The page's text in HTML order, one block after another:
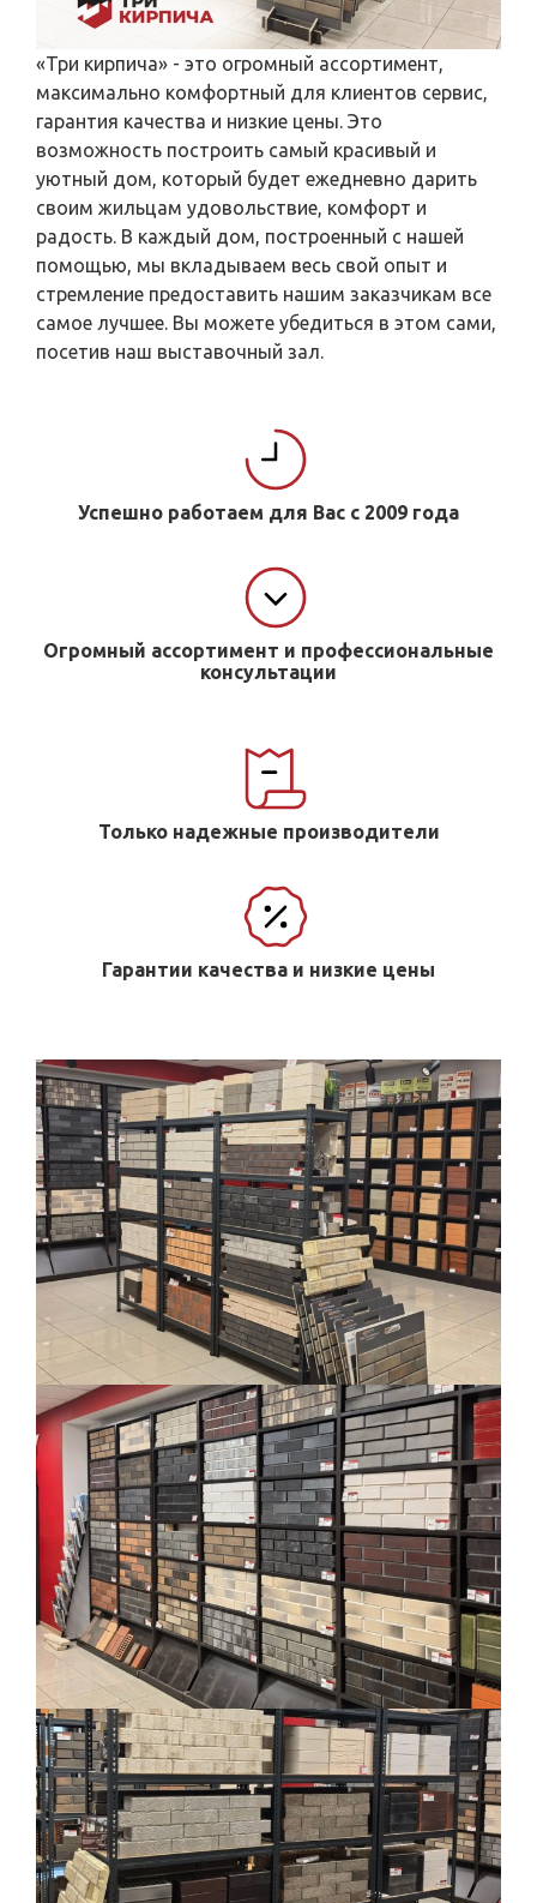
«Три кирпича» - это огромный ассортимент,
максимально комфортный для клиентов сервис,
гарантия качества и низкие цены. Это
возможность построить самый красивый и
уютный дом, который будет ежедневно дарить
своим жильцам удовольствие, комфорт и
радость. В каждый дом, построенный с нашей
помощью, мы вкладываем весь свой опыт и
стремление предоставить нашим заказчикам все
самое лучшее. Вы можете убедиться в этом сами,
посетив наш выставочный зал.
Успешно работаем для Вас с 2009 года
Огромный ассортимент и профессиональные
консультации
Только надежные производители
Гарантии качества и низкие цены